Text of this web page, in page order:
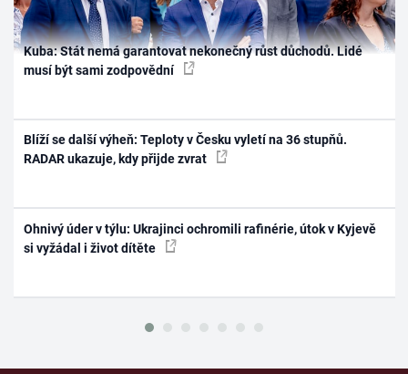
Kuba: Stát nemá garantovat nekonečný růst důchodů. Lidé
musí být sami zodpovědní
Blíží se další výheň: Teploty v Česku vyletí na 36 stupňů.
RADAR ukazuje, kdy přijde zvrat
Ohnivý úder v týlu: Ukrajinci ochromili rafinérie, útok v Kyjevě
si vyžádal i život dítěte